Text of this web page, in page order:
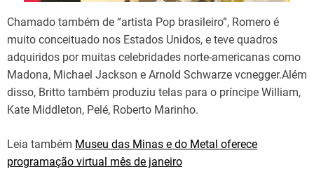
Chamado também de “artista Pop brasileiro”, Romero é
muito conceituado nos Estados Unidos, e teve quadros
adquiridos por muitas celebridades norte-americanas como
Madona, Michael Jackson e Arnold Schwarze vcnegger.Além
disso, Britto também produziu telas para o príncipe William,
Kate Middleton, Pelé, Roberto Marinho.
Leia também Museu das Minas e do Metal oferece
programação virtual mês de janeiro